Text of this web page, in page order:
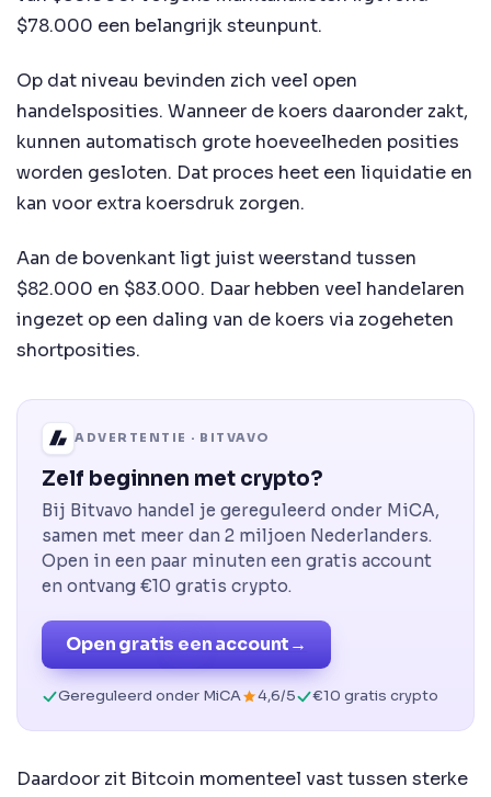
$78.000 een belangrijk steunpunt.
Op dat niveau bevinden zich veel open
handelsposities. Wanneer de koers daaronder zakt,
kunnen automatisch grote hoeveelheden posities
worden gesloten. Dat proces heet een liquidatie en
kan voor extra koersdruk zorgen.
Aan de bovenkant ligt juist weerstand tussen
$82.000 en $83.000. Daar hebben veel handelaren
ingezet op een daling van de koers via zogeheten
shortposities.
ADVERTENTIE · BITVAVO
Zelf beginnen met crypto?
Bij Bitvavo handel je gereguleerd onder MiCA,
samen met meer dan 2 miljoen Nederlanders.
Open in een paar minuten een gratis account
en ontvang €10 gratis crypto.
Open gratis een account→
Gereguleerd onder MiCA 4,6/5 €10 gratis crypto
Daardoor zit Bitcoin momenteel vast tussen sterke